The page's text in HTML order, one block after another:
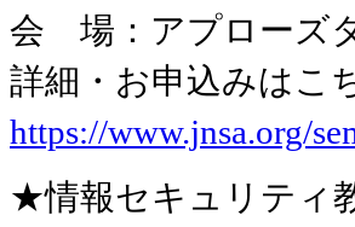
会 場：アプローズ
詳細・お申込みはこ
https://www.jnsa.org/
★情報セキュリティ